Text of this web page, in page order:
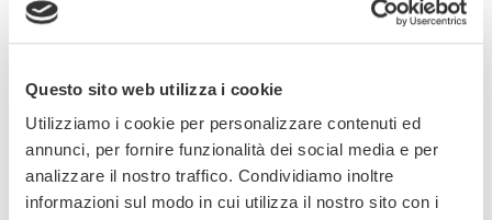
Questo sito web utilizza i cookie
Utilizziamo i cookie per personalizzare contenuti ed
annunci, per fornire funzionalità dei social media e per
analizzare il nostro traffico. Condividiamo inoltre
informazioni sul modo in cui utilizza il nostro sito con i
prodotti con formula senza cereali e con tanto
gustoso pollame. Contengono L-carnitina, che
favorisce il miglioramento delle performance.